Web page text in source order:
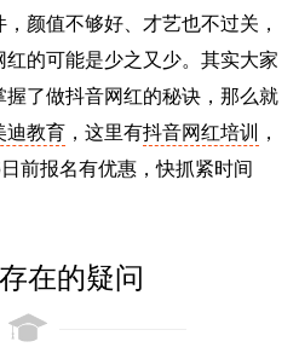
颜值不够好、才艺也不过关，
的可能是少之又少。其实大家
了做抖音网红的秘诀，那么就
迪教育 ，这里有抖音网红培训
，
前报名有优惠，快抓紧时间
在的疑问